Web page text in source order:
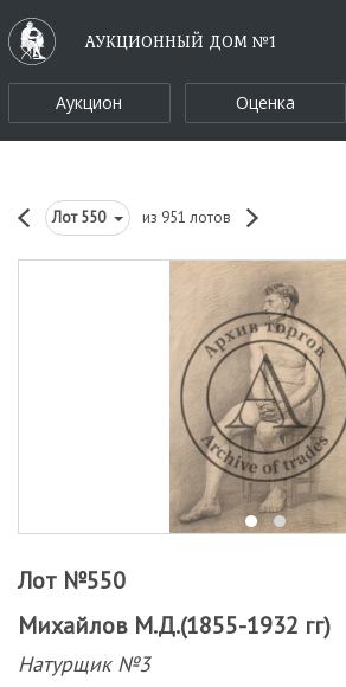
АУКЦИОННЫЙ ДОМ №1
Аукцион Оценка
Лот550 из 951 лотов
Лот №550
Михайлов М.Д.(1855-1932 гг)
Натурщик №3